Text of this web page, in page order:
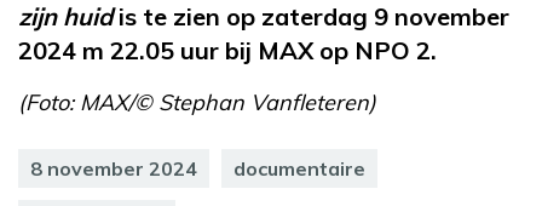
zijn huidis te zien op zaterdag 9 november
2024 m 22.05 uur bij MAX op NPO 2.
(Foto: MAX/© Stephan Vanfleteren)
8 november 2024 documentaire